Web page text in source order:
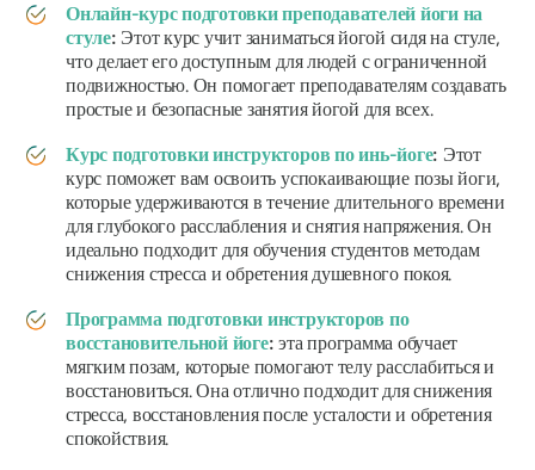
Онлайн-курс подготовки преподавателей йоги на
стуле: Этот курс учит заниматься йогой сидя на стуле,
что делает его доступным для людей с ограниченной
подвижностью. Он помогает преподавателям создавать
простые и безопасные занятия йогой для всех.
Курс подготовки инструкторов по инь-йоге: Этот
курс поможет вам освоить успокаивающие позы йоги,
которые удерживаются в течение длительного времени
для глубокого расслабления и снятия напряжения. Он
идеально подходит для обучения студентов методам
снижения стресса и обретения душевного покоя.
Программа подготовки инструкторов по
восстановительной йоге: эта программа обучает
мягким позам, которые помогают телу расслабиться и
восстановиться. Она отлично подходит для снижения
стресса, восстановления после усталости и обретения
спокойствия.